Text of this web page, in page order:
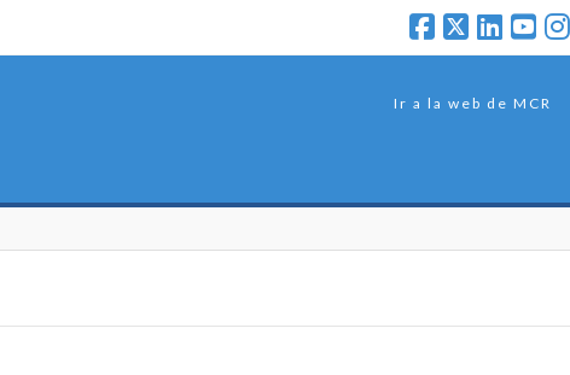
Ir a la web de MCR